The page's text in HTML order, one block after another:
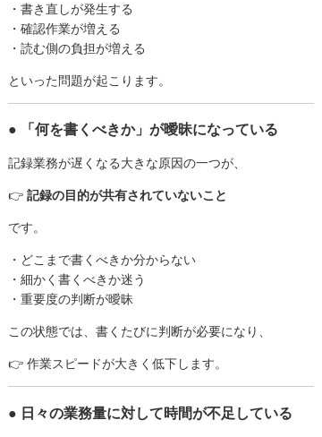
・書き直しが発生する
・確認作業が増える
・読む側の負担が増える
といった問題が起こります。
● 「何を書くべきか」が曖昧になっている
記録業務が遅くなる大きな原因の一つが、
👉 記録の目的が共有されていないこと
です。
・どこまで書くべきか分からない
・細かく書くべきか迷う
・重要度の判断が曖昧
この状態では、書くたびに判断が必要になり、
👉 作業スピードが大きく低下します。
● 日々の業務量に対して時間が不足している